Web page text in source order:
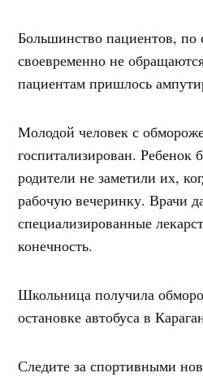
Большинство пациентов, по
своевременно не
пациентам пришлось
Молодой человек с
госпитализирован. Ребенок
родители не заметили их,
рабочую вечеринку. Врачи
специализированные
конечность.
Школьница получила
остановке автобуса в
Следите за спортивными